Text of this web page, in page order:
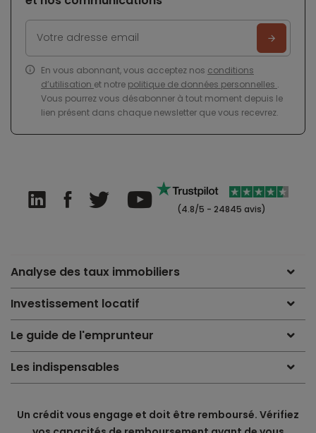
En vous abonnant, vous acceptez nos conditions
d’utilisation et notre politique de données personnelles .
Vous pourrez vous désabonner à tout moment depuis le
lien présent dans chaque newsletter que vous recevrez.
(4.8/5 - 24845 avis)
Analyse des taux immobiliers
Investissement locatif
Le guide de l'emprunteur
Les indispensables
Un crédit vous engage et doit être remboursé. Vérifiez